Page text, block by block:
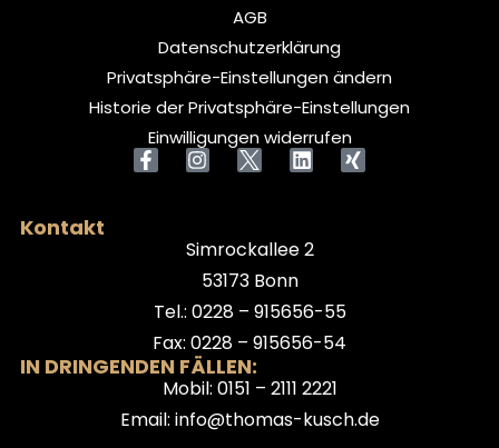
AGB
Datenschutzerklärung
Privatsphäre-Einstellungen ändern
Historie der Privatsphäre-Einstellungen
Einwilligungen widerrufen
Kontakt
Simrockallee 2
53173 Bonn
Tel.: 0228 – 915656-55
Fax: 0228 – 915656-54
IN DRINGENDEN FÄLLEN:
Mobil: 0151 – 2111 2221
Email: info@thomas-kusch.de